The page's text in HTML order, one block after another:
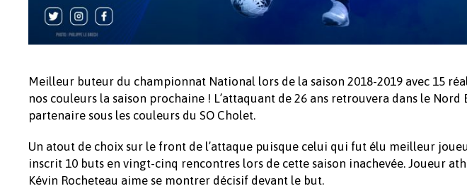
Meilleur buteur du championnat National lors de la saison 2018-2019 avec 15
nos couleurs la saison prochaine ! L’attaquant de 26 ans retrouvera dans le
partenaire sous les couleurs du SO Cholet.
Un atout de choix sur le front de l’attaque puisque celui qui fut élu meilleur
inscrit 10 buts en vingt-cinq rencontres lors de cette saison inachevée. Joueur
Kévin Rocheteau aime se montrer décisif devant le but.